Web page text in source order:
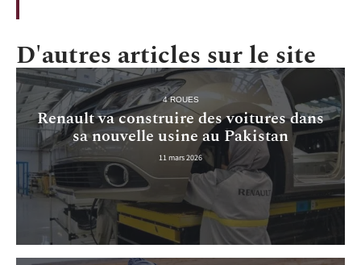
D'autres articles sur le site
4 ROUES
Renault va construire des voitures dans
sa nouvelle usine au Pakistan
11 mars 2026